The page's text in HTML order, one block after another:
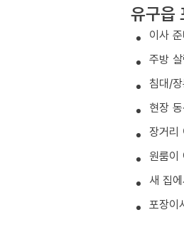
유구읍
이사
주방
침대/
현장
장거리
원룸이
새 집
포장이